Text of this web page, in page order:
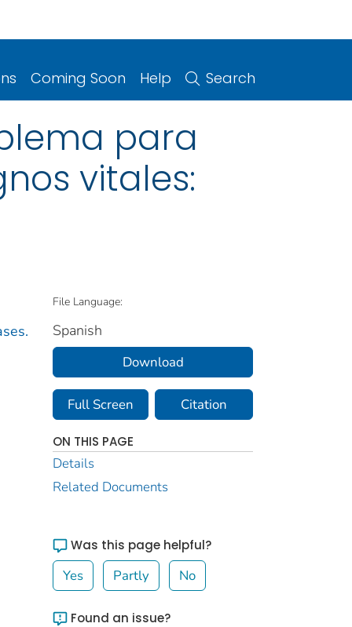
Coming Soon Help Search
para
vitales:
File Language:
Spanish
Download
Full Screen Citation
ON THIS PAGE
Details
Related Documents
Was this page helpful?
Yes Partly No
Found an issue?